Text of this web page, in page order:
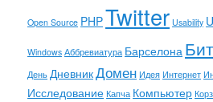
Open Source PHPTwitter Usability
Windows Аббревиатура Барселона
День ДневникДомен Идея Интернет
Исследование Капча Компьютер